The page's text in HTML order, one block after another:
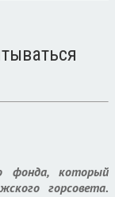
фонда, который
горсовета.